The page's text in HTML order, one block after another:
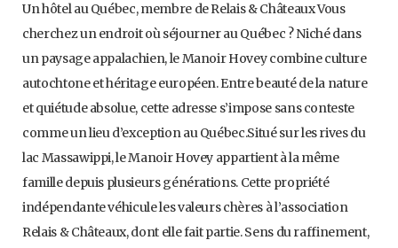
Un hôtel au Québec, membre de Relais & Châteaux Vous
cherchez un endroit où séjourner au Québec ? Niché dans
un paysage appalachien, le Manoir Hovey combine culture
autochtone et héritage européen. Entre beauté de la nature
et quiétude absolue, cette adresse s’impose sans conteste
comme un lieu d’exception au Québec.Situé sur les rives du
lac Massawippi, le Manoir Hovey appartient à la même
famille depuis plusieurs générations. Cette propriété
indépendante véhicule les valeurs chères à l’association
Relais & Châteaux, dont elle fait partie. Sens du raffinement,